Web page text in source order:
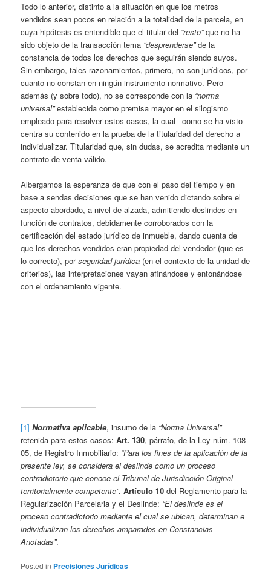
Todo lo anterior, distinto a la situación en que los metros
vendidos sean pocos en relación a la totalidad de la parcela, en
cuya hipótesis es entendible que el titular del “resto”que no ha
sido objeto de la transacción tema “desprenderse”de la
constancia de todos los derechos que seguirán siendo suyos.
Sin embargo, tales razonamientos, primero, no son jurídicos, por
cuanto no constan en ningún instrumento normativo. Pero
además (y sobre todo), no se corresponde con la “norma
universal”establecida como premisa mayor en el silogismo
empleado para resolver estos casos, la cual –como se ha visto-
centra su contenido en la prueba de la titularidad del derecho a
individualizar. Titularidad que, sin dudas, se acredita mediante un
contrato de venta válido.
Albergamos la esperanza de que con el paso del tiempo y en
base a sendas decisiones que se han venido dictando sobre el
aspecto abordado, a nivel de alzada, admitiendo deslindes en
función de contratos, debidamente corroborados con la
certificación del estado jurídico de inmueble, dando cuenta de
que los derechos vendidos eran propiedad del vendedor (que es
lo correcto), porseguridad jurídica (en el contexto de la unidad de
criterios), las interpretaciones vayan afinándose y entonándose
con el ordenamiento vigente.
[1] Normativa aplicable, insumo de la “Norma Universal”
retenida para estos casos:Art. 130, párrafo, de la Ley núm. 108-
05, de Registro Inmobiliario: “Para los fines de la aplicación de la
presente ley, se considera el deslinde como un proceso
contradictorio que conoce el Tribunal de Jurisdicción Original
territorialmente competente”.Artículo 10 del Reglamento para la
Regularización Parcelaria y el Deslinde: “El deslinde es el
proceso contradictorio mediante el cual se ubican, determinan e
individualizan los derechos amparados en Constancias
Anotadas”.
Posted in Precisiones Jurídicas